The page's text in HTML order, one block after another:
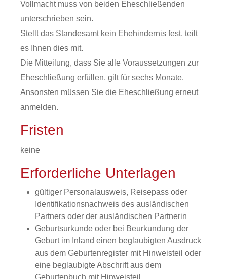
Vollmacht muss von beiden Eheschließenden
unterschrieben sein.
Stellt das Standesamt kein Ehehindernis fest, teilt
es Ihnen dies mit.
Die Mitteilung, dass Sie alle Voraussetzungen zur
Eheschließung erfüllen, gilt für sechs Monate.
Ansonsten müssen Sie die Eheschließung erneut
anmelden.
Fristen
keine
Erforderliche Unterlagen
gültiger Personalausweis, Reisepass oder
Identifikationsnachweis des ausländischen
Partners oder der ausländischen Partnerin
Geburtsurkunde oder bei Beurkundung der
Geburt im Inland einen beglaubigten Ausdruck
aus dem Geburtenregister mit Hinweisteil oder
eine beglaubigte Abschrift aus dem
Geburtenbuch mit Hinweisteil